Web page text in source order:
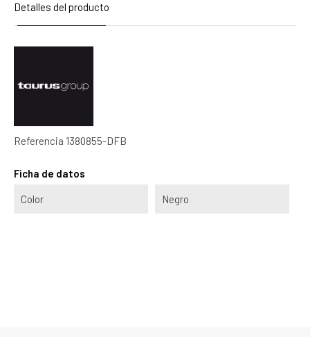
Detalles del producto
Referencia 1380855-DFB
Ficha de datos
Color Negro